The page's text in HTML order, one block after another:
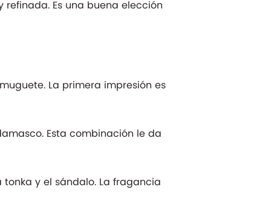
Es una buena elección
La primera impresión es
Esta combinación le da
y el sándalo. La fragancia